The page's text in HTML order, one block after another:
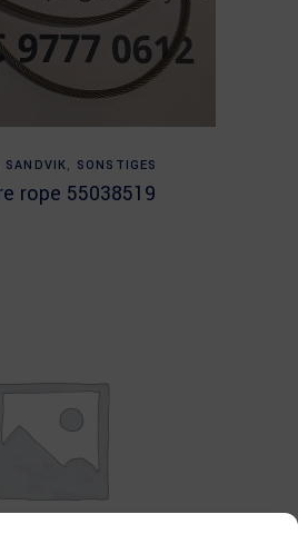
Read more
SANDVIK, SONSTIGES
rope 55038519